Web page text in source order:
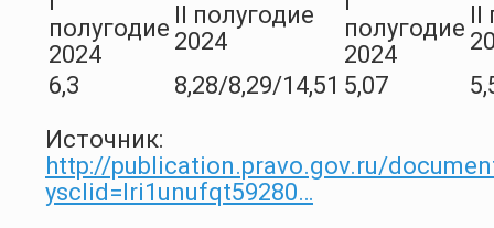
полугодие
2024
II полугодие
2024
полугодие
2024
6,3
8,28/8,29/14,51 5,07
Источник:
http://publication.pravo.gov.ru/
ysclid=lri1unufqt59280…